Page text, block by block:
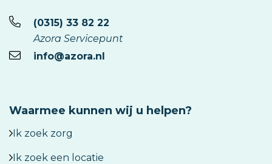
(0315) 33 82 22
Azora Servicepunt
info@azora.nl
Waarmee kunnen wij u helpen?
Ik zoek zorg
Ik zoek een locatie